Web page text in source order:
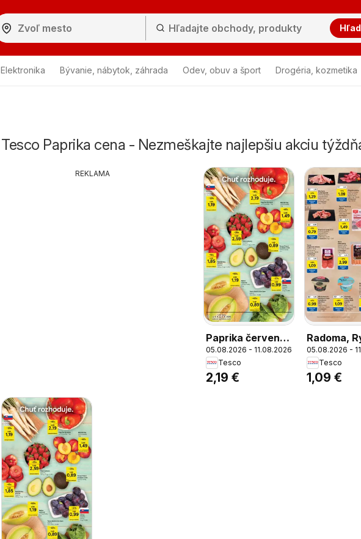
Elektronika Bývanie, nábytok, záhrada Odev, obuv a šport Drogéria, kozmetika
Tesco Paprika cena - Nezmeškajte najlepšiu akciu
REKLAMA
Paprika červená,
voľný predaj, 1 kg
05.08.2026 - 11.08.2026
Tesco
2,19 €
Radoma,
Žilina,
šalát,
Radoma
05.08.2026 -
Tesco
1,09 €